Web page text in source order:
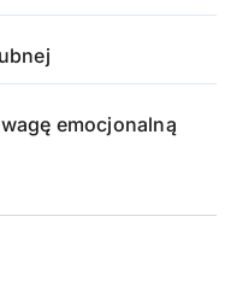
emocjonalną